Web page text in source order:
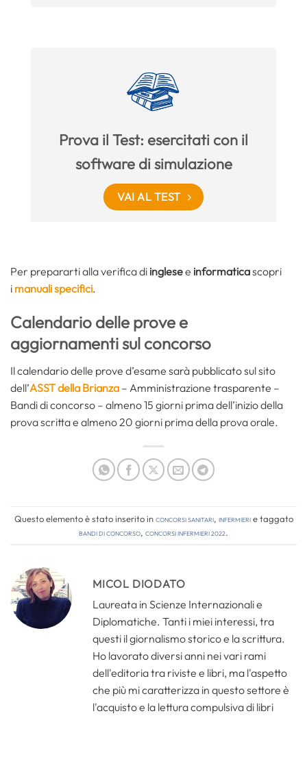
Prova il Test: esercitati con il
software di simulazione
VAI AL TEST
Per prepararti alla verifica di inglesee informaticascopri
i manuali specifici.
Calendario delle prove e
aggiornamenti sul concorso
Il calendario delle prove d’esame sarà pubblicato sul sito
dell’ASST della Brianza – Amministrazione trasparente –
Bandi di concorso – almeno 15 giorni prima dell’inizio della
prova scritta e almeno 20 giorni prima della prova orale.
Questo elemento è stato inserito inConcorsi Sanitari, Infermierie taggato
bandi di concorso, concorsi infermieri 2022.
MICOL DIODATO
Laureata in Scienze Internazionali e
Diplomatiche. Tanti i miei interessi, tra
questi il giornalismo storico e la scrittura.
Ho lavorato diversi anni nei vari rami
dell'editoria tra riviste e libri, ma l'aspetto
che più mi caratterizza in questo settore è
l'acquisto e la lettura compulsiva di libri